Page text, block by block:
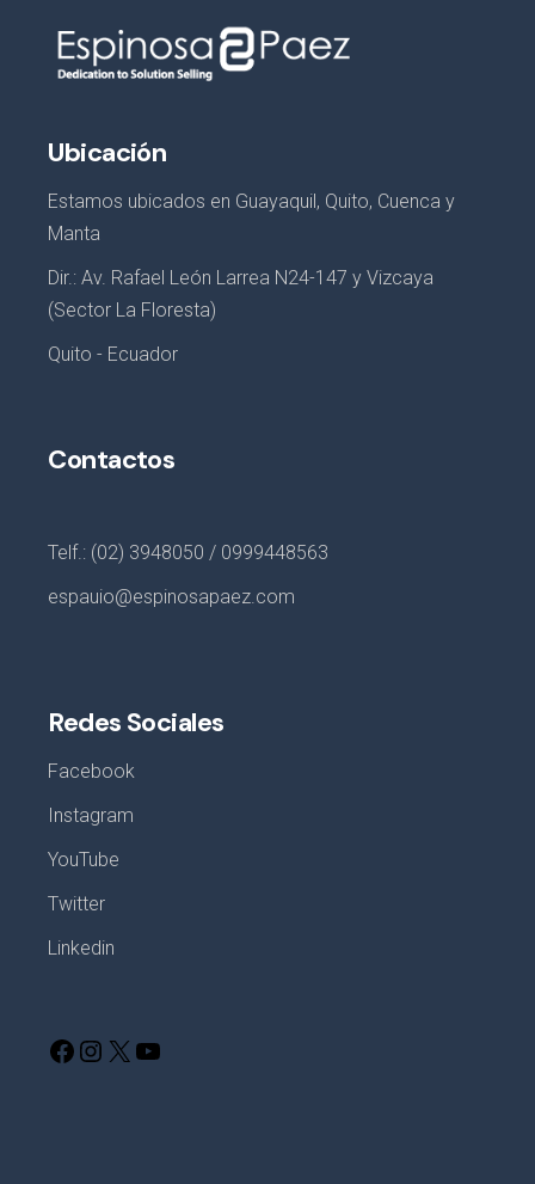
Ubicación
Estamos ubicados en Guayaquil, Quito, Cuenca y
Manta
Dir.: Av. Rafael León Larrea N24-147 y Vizcaya
(Sector La Floresta)
Quito - Ecuador
Contactos
Telf.: (02) 3948050 / 0999448563
espauio@espinosapaez.com
Redes Sociales
Facebook
Instagram
YouTube
Twitter
Linkedin